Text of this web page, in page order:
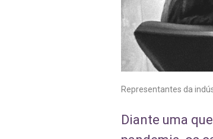
Representantes da
Diante uma